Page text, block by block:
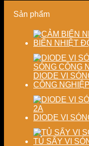
định
lượng
sấy
nghiệp
Sản phẩm
BIẾN NHIỆT
DIODE VI
CÔNG NGHIỆP
DIODE VI
TỦ SẤY VI